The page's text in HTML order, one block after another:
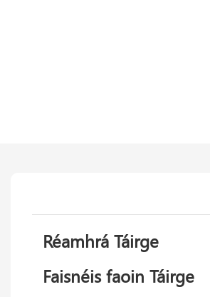
Réamhrá Táirge
Faisnéis faoin Táirge